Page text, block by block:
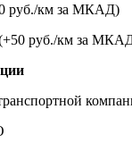
руб./км за МКАД)
руб./км за